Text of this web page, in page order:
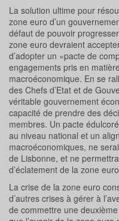
La solution ultime pour
zone euro d’un
défaut de pouvoir
zone euro devraient
d’adopter un «pacte de
engagements pris en
macroéconomique. En se
des Chefs d’Etat et de
véritable gouvernement
capacité de prendre des
membres. Un pacte
au niveau national et un
macroéconomiques, ne
de Lisbonne, et ne
d’éclatement de la zone
La crise de la zone euro
d’autres crises à gérer à
de commettre une